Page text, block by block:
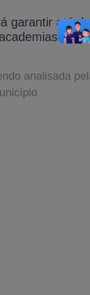
garantir até
de
analisada